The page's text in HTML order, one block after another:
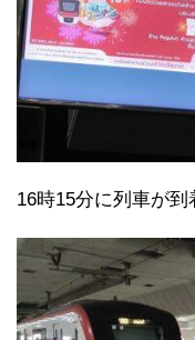
16時15分に列車が到